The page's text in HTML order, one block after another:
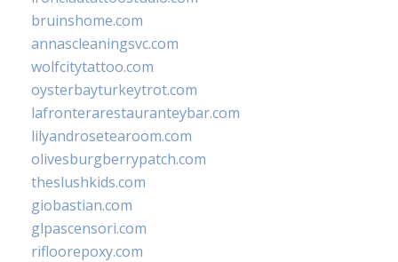
bruinshome.com
annascleaningsvc.com
wolfcitytattoo.com
oysterbayturkeytrot.com
lafronterarestauranteybar.com
lilyandrosetearoom.com
olivesburgberrypatch.com
theslushkids.com
giobastian.com
glpascensori.com
rifloorepoxy.com